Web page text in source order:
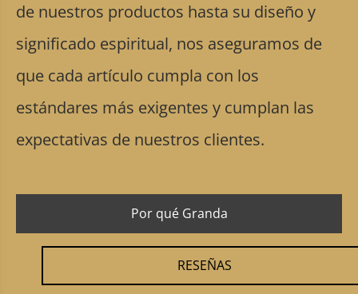
de nuestros productos hasta su diseño y
significado espiritual, nos aseguramos de
que cada artículo cumpla con los
estándares más exigentes y cumplan las
expectativas de nuestros clientes.
Por qué Granda
RESEÑAS